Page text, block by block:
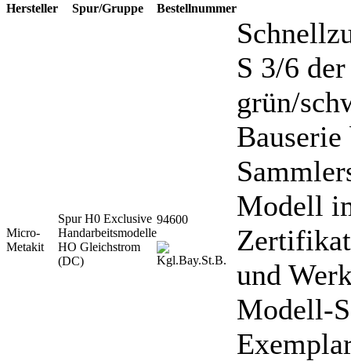
Hersteller Spur/Gruppe Bestellnummer
Micro-
Metakit
Spur H0 Exclusive
Handarbeitsmodelle
HO Gleichstrom
(DC)
94600
S 3/6
grün/
Modell
und
Modell-